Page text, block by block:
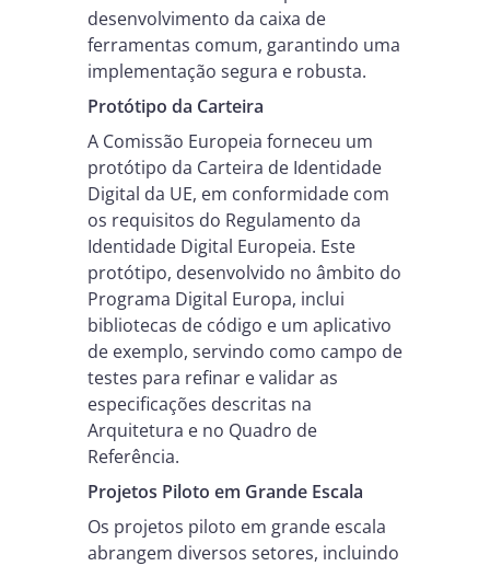
desenvolvimento da caixa de
ferramentas comum, garantindo uma
implementação segura e robusta.
Protótipo da Carteira
A Comissão Europeia forneceu um
protótipo da Carteira de Identidade
Digital da UE, em conformidade com
os requisitos do Regulamento da
Identidade Digital Europeia. Este
protótipo, desenvolvido no âmbito do
Programa Digital Europa, inclui
bibliotecas de código e um aplicativo
de exemplo, servindo como campo de
testes para refinar e validar as
especificações descritas na
Arquitetura e no Quadro de
Referência.
Projetos Piloto em Grande Escala
Os projetos piloto em grande escala
abrangem diversos setores, incluindo